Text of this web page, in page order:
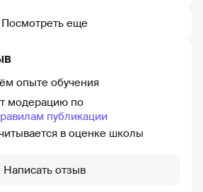
опыте обучения
модерацию по
публикации
в оценке школы
Написать отзыв
Посмотреть еще